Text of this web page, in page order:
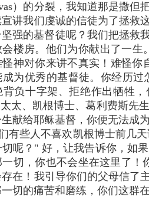
）的分裂，我知道那是撒但
讲我们虔诚的信徒为了拯救
强的基督徒呢？我们把拯救
会楼房。他们为你献出了一
神对你来讲不真实！难怪你
为优秀的基督徒。你经历
负十字架、拒绝作出牺牲
太太、凯根博士、葛利费斯先
献给耶稣基督，你便无法成
有些人不喜欢凯根博士前几
呢？" 好，让我告诉你，如
切，你也不会坐在这里了
在！我引导你们的父母信了
切的痛苦和磨练，你们这群